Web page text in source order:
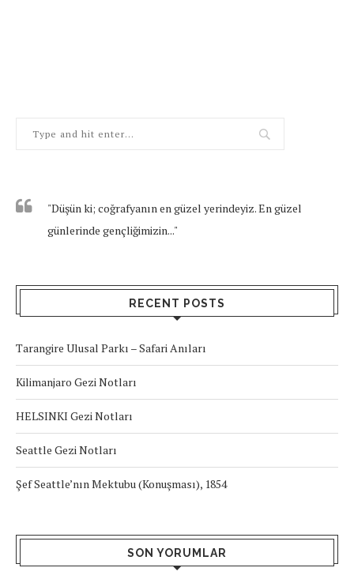
"Düşün ki; coğrafyanın en güzel yerindeyiz. En güzel
günlerinde gençliğimizin..."
RECENT POSTS
Tarangire Ulusal Parkı – Safari Anıları
Kilimanjaro Gezi Notları
HELSINKI Gezi Notları
Seattle Gezi Notları
Şef Seattle’nın Mektubu (Konuşması), 1854
SON YORUMLAR